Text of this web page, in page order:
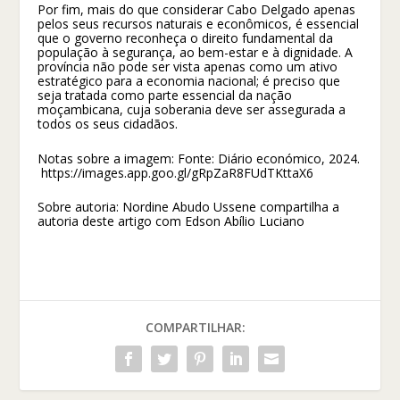
Por fim, mais do que considerar Cabo Delgado apenas
pelos seus recursos naturais e econômicos, é essencial
que o governo reconheça o direito fundamental da
população à segurança, ao bem-estar e à dignidade. A
província não pode ser vista apenas como um ativo
estratégico para a economia nacional; é preciso que
seja tratada como parte essencial da nação
moçambicana, cuja soberania deve ser assegurada a
todos os seus cidadãos.
Notas sobre a imagem: Fonte: Diário económico, 2024.
https://images.app.goo.gl/gRpZaR8FUdTKttaX6
Sobre autoria: Nordine Abudo Ussene compartilha a
autoria deste artigo com Edson Abílio Luciano
COMPARTILHAR: